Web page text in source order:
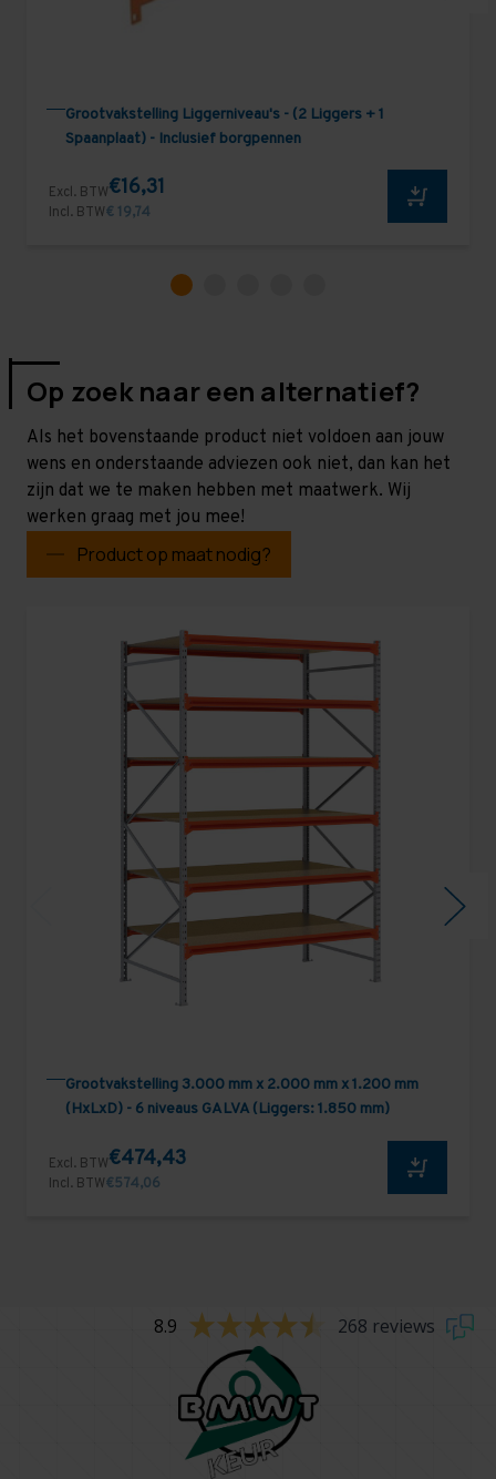
Grootvakstelling Liggerniveau's - (2 Liggers + 1
Spaanplaat) - Inclusief borgpennen
Excl. BTW€16,31
Incl. BTW€ 19,74
Op zoek naar een alternatief?
Als het bovenstaande product niet voldoen aan jouw
wens en onderstaande adviezen ook niet, dan kan het
zijn dat we te maken hebben met maatwerk. Wij
werken graag met jou mee!
Product op maat nodig?
Grootvakstelling 3.000 mm x 2.000 mm x 1.200 mm
(HxLxD) - 6 niveaus GALVA (Liggers: 1.850 mm)
Excl. BTW€474,43
Incl. BTW€574,06
8.9 268 reviews